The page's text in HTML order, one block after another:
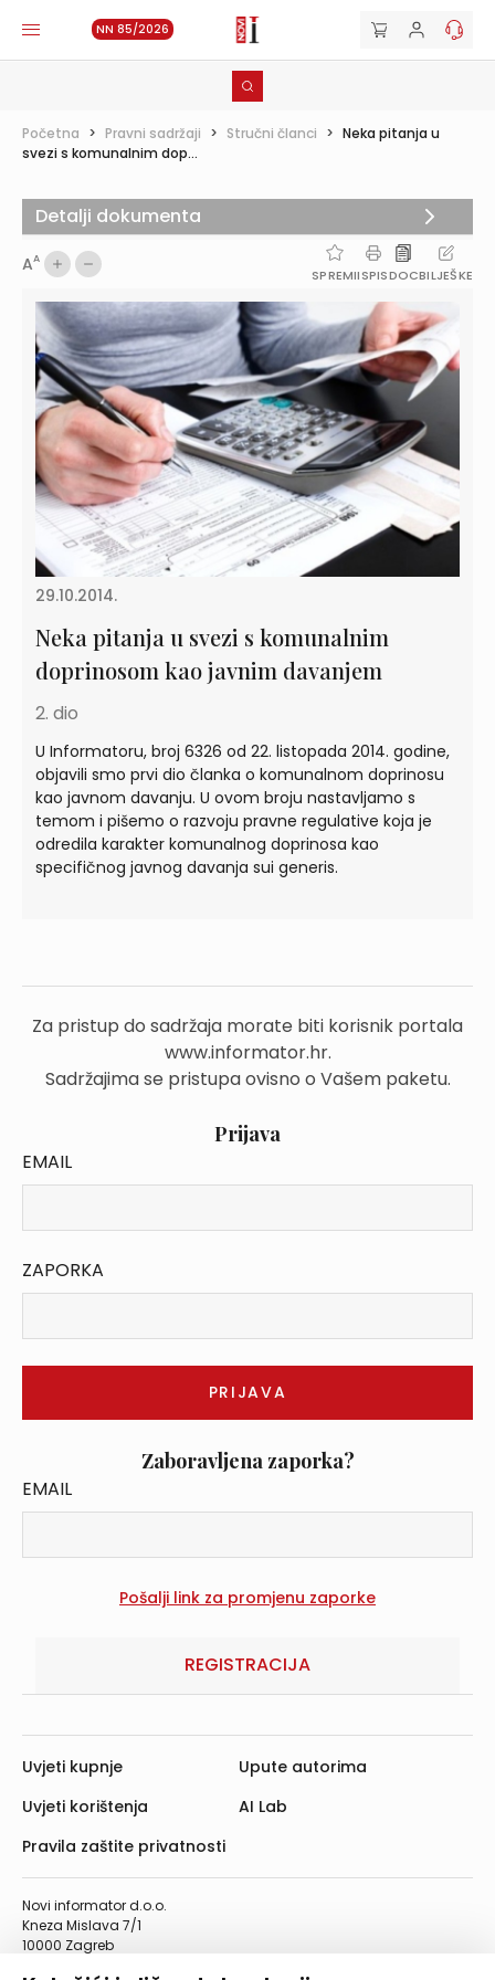
NN 85/2026
Početna > Pravni sadržaji > Stručni članci > Neka pitanja u
svezi s komunalnim dop...
AA
SPREMIISPISDOCBILJEŠKE
29.10.2014.
Neka pitanja u svezi s komunalnim
doprinosom kao javnim davanjem
2. dio
U Informatoru, broj 6326 od 22. listopada 2014. godine,
objavili smo prvi dio članka o komunalnom doprinosu
kao javnom davanju. U ovom broju nastavljamo s
temom i pišemo o razvoju pravne regulative koja je
odredila karakter komunalnog doprinosa kao
specifičnog javnog davanja sui generis.
Za pristup do sadržaja morate biti korisnik portala
www.informator.hr.
Sadržajima se pristupa ovisno o Vašem paketu.
Prijava
EMAIL
ZAPORKA
Zaboravljena zaporka?
EMAIL
REGISTRACIJA
Detalji dokumenta
Novi informator d.o.o.
Kneza Mislava 7/1
10000 Zagreb
Uvjeti kupnje
Uvjeti korištenja
Pravila zaštite privatnosti
Upute autorima
AI Lab